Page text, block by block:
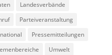
Landesverbände
Parteiveranstaltung
Pressemitteilungen
Umwelt